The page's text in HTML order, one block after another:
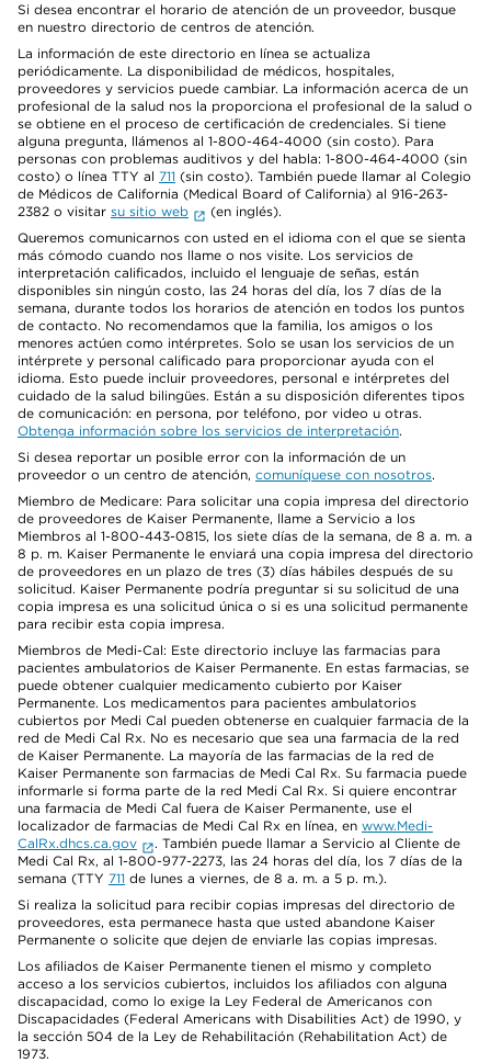
Si desea encontrar el horario de atención de un proveedor, busque
en nuestro directorio de centros de atención.
La información de este directorio en línea se actualiza
periódicamente. La disponibilidad de médicos, hospitales,
proveedores y servicios puede cambiar. La información acerca de un
profesional de la salud nos la proporciona el profesional de la salud o
se obtiene en el proceso de certificación de credenciales. Si tiene
alguna pregunta, llámenos al 1-800-464-4000 (sin costo). Para
personas con problemas auditivos y del habla: 1-800-464-4000 (sin
costo) o línea TTY al 711 (sin costo). También puede llamar al Colegio
de Médicos de California (Medical Board of California) al 916-263-
2382 o visitar su sitio web
(en inglés).
Queremos comunicarnos con usted en el idioma con el que se sienta
más cómodo cuando nos llame o nos visite. Los servicios de
interpretación calificados, incluido el lenguaje de señas, están
disponibles sin ningún costo, las 24 horas del día, los 7 días de la
semana, durante todos los horarios de atención en todos los puntos
de contacto. No recomendamos que la familia, los amigos o los
menores actúen como intérpretes. Solo se usan los servicios de un
intérprete y personal calificado para proporcionar ayuda con el
idioma. Esto puede incluir proveedores, personal e intérpretes del
cuidado de la salud bilingües. Están a su disposición diferentes tipos
de comunicación: en persona, por teléfono, por video u otras.
Obtenga información sobre los servicios de interpretación.
Si desea reportar un posible error con la información de un
proveedor o un centro de atención, comuníquese con nosotros.
Miembro de Medicare: Para solicitar una copia impresa del directorio
de proveedores de Kaiser Permanente, llame a Servicio a los
Miembros al 1-800-443-0815, los siete días de la semana, de 8 a. m. a
8 p. m. Kaiser Permanente le enviará una copia impresa del directorio
de proveedores en un plazo de tres (3) días hábiles después de su
solicitud. Kaiser Permanente podría preguntar si su solicitud de una
copia impresa es una solicitud única o si es una solicitud permanente
para recibir esta copia impresa.
Miembros de Medi-Cal: Este directorio incluye las farmacias para
pacientes ambulatorios de Kaiser Permanente. En estas farmacias, se
puede obtener cualquier medicamento cubierto por Kaiser
Permanente. Los medicamentos para pacientes ambulatorios
cubiertos por Medi Cal pueden obtenerse en cualquier farmacia de la
red de Medi Cal Rx. No es necesario que sea una farmacia de la red
de Kaiser Permanente. La mayoría de las farmacias de la red de
Kaiser Permanente son farmacias de Medi Cal Rx. Su farmacia puede
informarle si forma parte de la red Medi Cal Rx. Si quiere encontrar
una farmacia de Medi Cal fuera de Kaiser Permanente, use el
localizador de farmacias de Medi Cal Rx en línea, en www.Medi-
CalRx.dhcs.ca.gov
. También puede llamar a Servicio al Cliente de
Medi Cal Rx, al 1-800-977-2273, las 24 horas del día, los 7 días de la
semana (TTY 711 de lunes a viernes, de 8 a. m. a 5 p. m.).
Si realiza la solicitud para recibir copias impresas del directorio de
proveedores, esta permanece hasta que usted abandone Kaiser
Permanente o solicite que dejen de enviarle las copias impresas.
Los afiliados de Kaiser Permanente tienen el mismo y completo
acceso a los servicios cubiertos, incluidos los afiliados con alguna
discapacidad, como lo exige la Ley Federal de Americanos con
Discapacidades (Federal Americans with Disabilities Act) de 1990, y
la sección 504 de la Ley de Rehabilitación (Rehabilitation Act) de
1973.